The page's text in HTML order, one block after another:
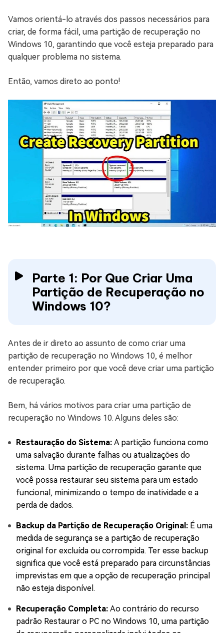
Vamos orientá-lo através dos passos necessários para
criar, de forma fácil, uma partição de recuperação no
Windows 10, garantindo que você esteja preparado para
qualquer problema no sistema.
Então, vamos direto ao ponto!
Parte 1: Por Que Criar Uma
Partição de Recuperação no
Windows 10?
Antes de ir direto ao assunto de como criar uma
partição de recuperação no Windows 10, é melhor
entender primeiro por que você deve criar uma partição
de recuperação.
Bem, há vários motivos para criar uma partição de
recuperação no Windows 10. Alguns deles são:
Restauração do Sistema: A partição funciona como
uma salvação durante falhas ou atualizações do
sistema. Uma partição de recuperação garante que
você possa restaurar seu sistema para um estado
funcional, minimizando o tempo de inatividade e a
perda de dados.
Backup da Partição de Recuperação Original: É uma
medida de segurança se a partição de recuperação
original for excluída ou corrompida. Ter esse backup
significa que você está preparado para circunstâncias
imprevistas em que a opção de recuperação principal
não esteja disponível.
Recuperação Completa: Ao contrário do recurso
padrão Restaurar o PC no Windows 10, uma partição